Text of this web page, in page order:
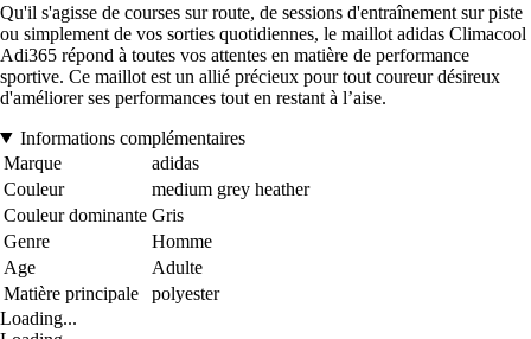
Qu'il s'agisse de courses sur route, de sessions d'entraînement sur piste
ou simplement de vos sorties quotidiennes, le maillot adidas Climacool
Adi365 répond à toutes vos attentes en matière de performance
sportive. Ce maillot est un allié précieux pour tout coureur désireux
d'améliorer ses performances tout en restant à l’aise.
Informations complémentaires
Marque
adidas
Couleur
medium grey heather
Couleur dominante Gris
Genre
Homme
Age
Adulte
Matière principale
polyester
Loading...